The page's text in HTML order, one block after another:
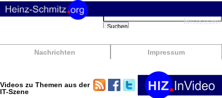
Nachrichten Impressum
Suchbegriffe
Suchen
Videos zu Themen aus der
IT-Szene